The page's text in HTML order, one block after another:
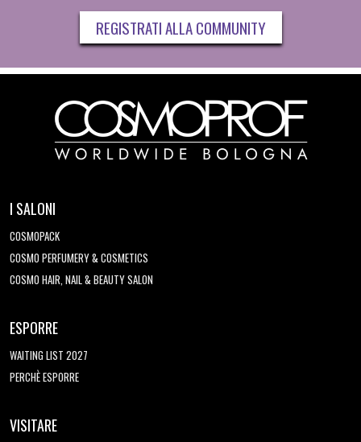
REGISTRATI ALLA COMMUNITY
I SALONI
COSMOPACK
COSMO PERFUMERY & COSMETICS
COSMO HAIR, NAIL & BEAUTY SALON
ESPORRE
WAITING LIST 2027
PERCHÈ ESPORRE
VISITARE